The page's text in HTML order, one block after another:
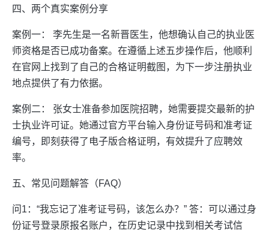
四、两个真实案例分享
案例一： 李先生是一名新晋医生，他想确认自己的执业医
师资格是否已成功备案。在遵循上述五步操作后，他顺利
在官网上找到了自己的合格证明截图，为下一步注册执业
地点提供了有力依据。
案例二： 张女士准备参加医院招聘，她需要提交最新的护
士执业许可证。她通过官方平台输入身份证号码和准考证
编号，即刻获得了电子版合格证明，有效提升了应聘效
率。
五、常见问题解答（FAQ）
问1：“我忘记了准考证号码，该怎么办？” 答：可以通过身
份证号登录原报名账户，在历史记录中找到相关考试信